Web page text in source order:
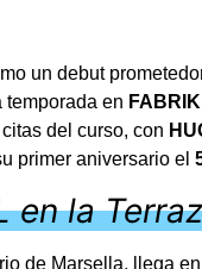
un debut
temporada en FABRIK
del curso, con
primer aniversario el
en la
de Marsella, llega